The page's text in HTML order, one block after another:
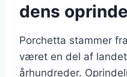
dens
Porchetta stammer
været en del af
århundreder.